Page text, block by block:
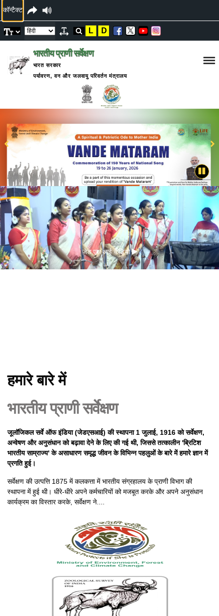
कॉन्टैक्ट
L D
भारतीय प्राणी सर्वेक्षण
भारत सरकार
पर्यावरण, वन और जलवायु परिवर्तन मंत्रालय
2025
जेड एस आई वीडियो
हमारे बारे में
भारतीय प्राणी सर्वेक्षण
जूलॉजिकल सर्वे ऑफ इंडिया (जेडएसआई) की स्थापना 1 जुलाई, 1916 को सर्वेक्षण,
अन्वेषण और अनुसंधान को बढ़ावा देने के लिए की गई थी, जिससे तत्कालीन 'ब्रिटिश
भारतीय साम्राज्य' के असाधारण समृद्ध जीवन के विभिन्न पहलुओं के बारे में हमारे ज्ञान में
प्रगति हुई।
सर्वेक्षण की उत्पत्ति 1875 में कलकत्ता में भारतीय संग्रहालय के प्राणी विभाग की
स्थापना में हुई थी। धीरे-धीरे अपने कर्मचारियों को मजबूत करके और अपने अनुसंधान
कार्यक्रम का विस्तार करके, सर्वेक्षण ने....